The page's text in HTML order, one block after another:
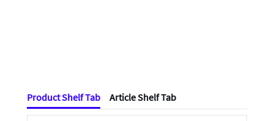
Product Shelf Tab Article Shelf Tab